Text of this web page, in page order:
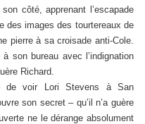
côté, apprenant l’escapade
des images des tourtereaux de
pierre à sa croisade anti-Cole.
son bureau avec l’indignation
Richard.
de voir Lori Stevens à San
son secret – qu’il n’a guère
ne le dérange absolument